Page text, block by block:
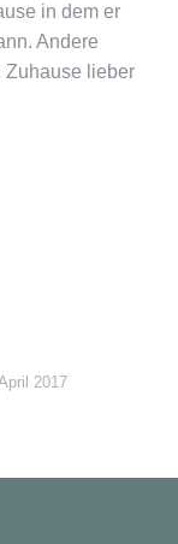
in dem er
Andere
Zuhause lieber
2017